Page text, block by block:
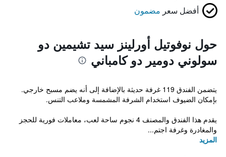
أفضل سعر مضمون
حول نوفوتيل أورلينز سيد تشيمين دو
سولوني دومير دو كامباني
يتضمن الفندق 119 غرفة حديثة بالإضافة إلى أنه يضم مسبح خارجي.
بإمكان الضيوف استخدام الشرفة المشمسة وملاعب التنس.
يقدم هذا الفندق والمصنف 4 نجوم ساحة لعب، معاملات فورية للحجز
والمغادرة وغرفة اجتم...
المزيد